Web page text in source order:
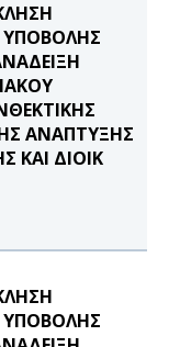
ΑΝΑΠΤΥΞΗΣ
ΔΙΟΙΚ